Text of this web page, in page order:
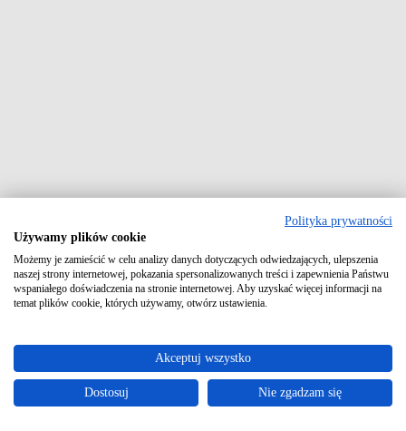
Grande Reserva 2021
Quinta do Casal Monteiro
DOC Do Tejo
szczep: fernão pires
Bardzo przyzwoity średniak, oparty na nieegzotycznych owocach
(winogrona, dojrzałe jabłka) i akcentach wosku. Również pomelo,
oranżada. Trochę niepokoją usta, z lekko przejrzałym owocem
(brzoskwinia), mlecznym niuansem i sztuczną mentolowością. z
Polityka prywatności
Używamy plików cookie
Możemy je zamieścić w celu analizy danych dotyczących odwiedzających, ulepszenia
naszej strony internetowej, pokazania spersonalizowanych treści i zapewnienia Państwu
wspaniałego doświadczenia na stronie internetowej. Aby uzyskać więcej informacji na
temat plików cookie, których używamy, otwórz ustawienia.
Akceptuj wszystko
Dostosuj Nie zgadzam się